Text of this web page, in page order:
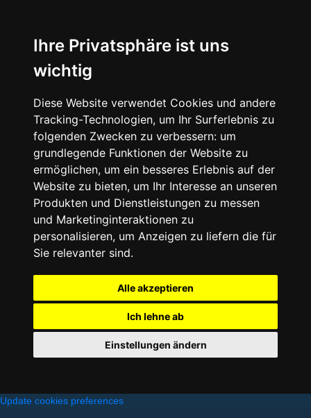
Ihre Privatsphäre ist uns
wichtig
Diese Website verwendet Cookies und andere
Tracking-Technologien, um Ihr Surferlebnis zu
folgenden Zwecken zu verbessern: um
grundlegende Funktionen der Website zu
ermöglichen, um ein besseres Erlebnis auf der
Website zu bieten, um Ihr Interesse an unseren
Produkten und Dienstleistungen zu messen
und Marketinginteraktionen zu
personalisieren, um Anzeigen zu liefern die für
Sie relevanter sind.
Alle akzeptieren
Ich lehne ab
Einstellungen ändern
Update cookies preferences